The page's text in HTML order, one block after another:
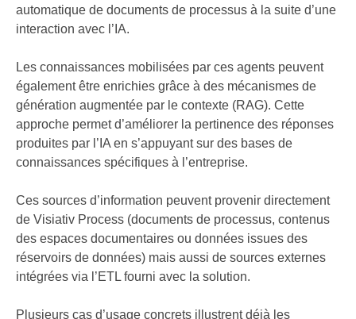
automatique de documents de processus à la suite d’une
interaction avec l’IA.
Les connaissances mobilisées par ces agents peuvent
également être enrichies grâce à des mécanismes de
génération augmentée par le contexte (RAG). Cette
approche permet d’améliorer la pertinence des réponses
produites par l’IA en s’appuyant sur des bases de
connaissances spécifiques à l’entreprise.
Ces sources d’information peuvent provenir directement
de Visiativ Process (documents de processus, contenus
des espaces documentaires ou données issues des
réservoirs de données) mais aussi de sources externes
intégrées via l’ETL fourni avec la solution.
Plusieurs cas d’usage concrets illustrent déjà les